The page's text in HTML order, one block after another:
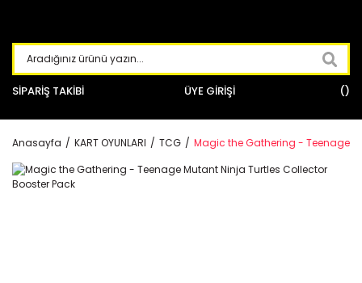
SİPARİŞ TAKİBİ ÜYE GİRİŞİ
Anasayfa KART OYUNLARI TCG Magic the Gathering - Teenage